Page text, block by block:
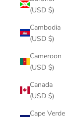
(USD $)
Cambodia
(USD $)
Cameroon
(USD $)
Canada
(USD $)
Cape Verde